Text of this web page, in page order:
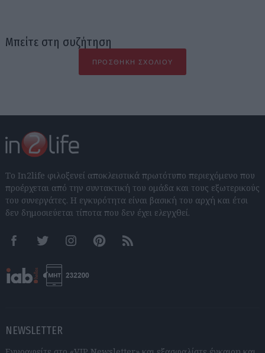
Μπείτε στη συζήτηση
ΠΡΟΣΘΉΚΗ ΣΧΟΛΊΟΥ
Το In2life φιλοξενεί αποκλειστικά πρωτότυπο περιεχόμενο που
προέρχεται από την συντακτική του ομάδα και τους εξωτερικούς
του συνεργάτες. Η εγκυρότητα είναι βασική του αρχή και έτσι
δεν δημοσιεύεται τίποτα που δεν έχει ελεγχθεί.
FacebookTwitter InstagramPinterestRSS feeds
NEWSLETTER